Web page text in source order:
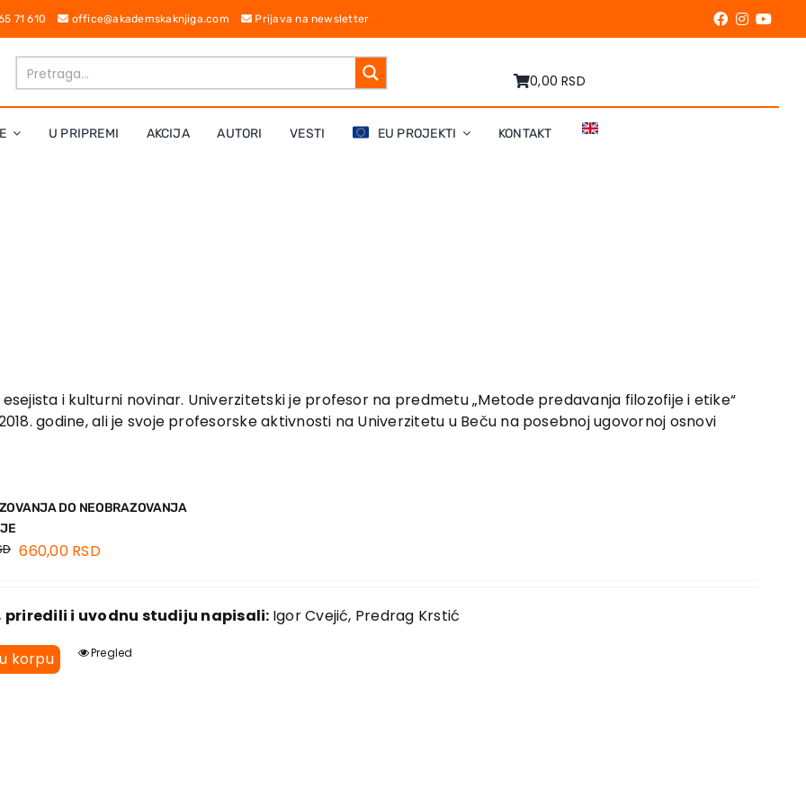
65 71 610 office@akademskaknjiga.com Prijava na newsletter
0,00 RSD
U PRIPREMI AKCIJA AUTORI VESTI EU PROJEKTI KONTAKT
esejista i kulturni novinar. Univerzitetski je profesor na predmetu „Metode predavanja filozofije i etike“
godine, ali je svoje profesorske aktivnosti na Univerzitetu u Beču na posebnoj ugovornoj osnovi
DO NEOBRAZOVANJA
660,00 RSD
priredili i uvodnu studiju napisali: Igor Cvejić, Predrag Krstić
korpu Pregled